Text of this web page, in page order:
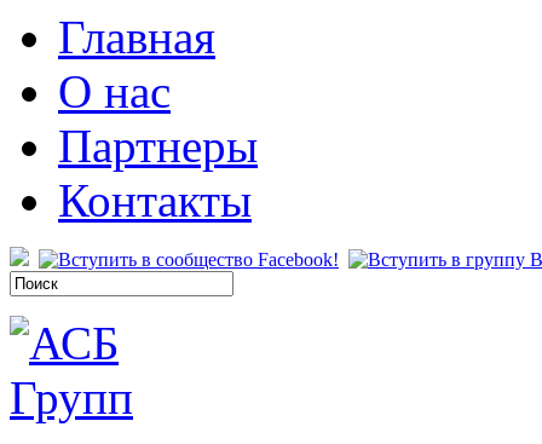
Главная
О нас
Партнеры
Контакты